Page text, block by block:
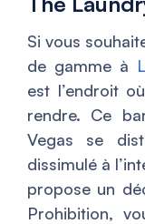
Si vous
de gamme à
est l’endroit
rendre. Ce
Vegas se
dissimulé à
propose un
Prohibition,